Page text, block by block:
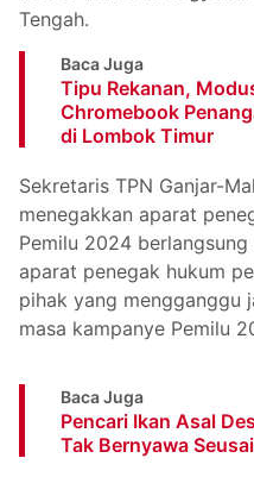
Tengah.
Baca Juga
Tipu Rekanan,
Chromebook
di Lombok Timur
Sekretaris TPN Ganjar-
menegakkan aparat
Pemilu 2024
aparat penegak hukum
pihak yang mengganggu
masa kampanye Pemilu
Baca Juga
Pencari Ikan Asal
Tak Bernyawa